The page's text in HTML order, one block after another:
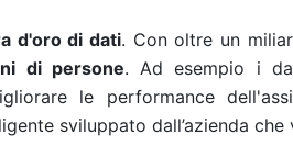
d'oro di dati. Con oltre un
di persone. Ad esempio i
le performance
sviluppato dall’azienda che